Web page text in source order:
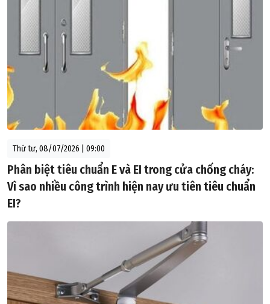
Thứ tư, 08/07/2026 | 09:00
Phân biệt tiêu chuẩn E và EI trong cửa chống cháy:
Vì sao nhiều công trình hiện nay ưu tiên tiêu chuẩn
EI?